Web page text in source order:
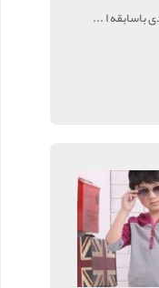
باسابقه ا ...